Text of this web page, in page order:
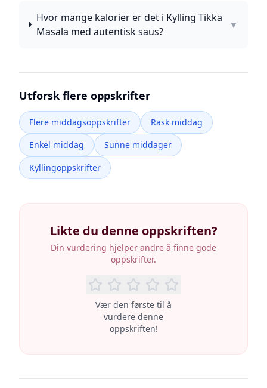
Hvor mange kalorier er det i Kylling Tikka
Masala med autentisk saus?
▼
Utforsk flere oppskrifter
Flere middagsoppskrifter
Rask middag
Enkel middag
Sunne middager
Kyllingoppskrifter
Likte du denne oppskriften?
Din vurdering hjelper andre å finne gode
oppskrifter.
Vær den første til å
vurdere denne
oppskriften!